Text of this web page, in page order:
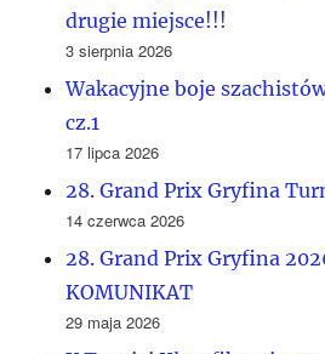
drugie miejsce!!!
3 sierpnia 2026
Wakacyjne boje
cz.1
17 lipca 2026
28. Grand Prix Gryfina
14 czerwca 2026
28. Grand Prix Gryfina
KOMUNIKAT
29 maja 2026